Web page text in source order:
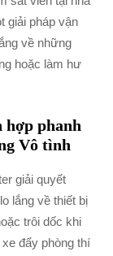
giải pháp vận
về những
hoặc làm hư
hợp phanh
Vô tình
giải quyết
lắng về thiết bị
trôi dốc khi
đẩy phòng thí